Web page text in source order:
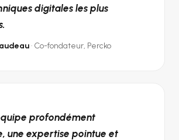
digitales les plus
· Co-fondateur, Percko
profondément
une expertise pointue et